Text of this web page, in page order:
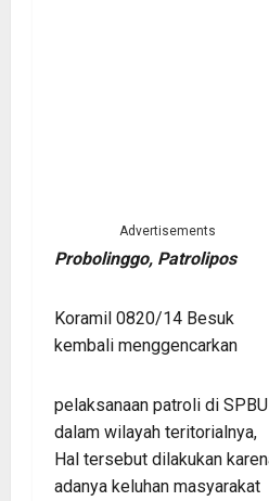
Advertisements
Probolinggo, Patrolipos
Koramil 0820/14 Besuk
kembali menggencarkan
pelaksanaan patroli di SPBU
dalam wilayah teritorialnya,
Hal tersebut dilakukan
adanya keluhan masyarakat